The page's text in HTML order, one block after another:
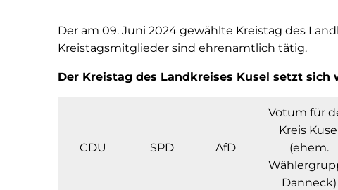
Der am 09. Juni 2024 gewählte Kreistag des
Kreistagsmitglieder sind ehrenamtlich tätig.
Der Kreistag des Landkreises Kusel setzt sich
CDU SPD AfD
Votum für
Kreis
(ehem.
Danneck)